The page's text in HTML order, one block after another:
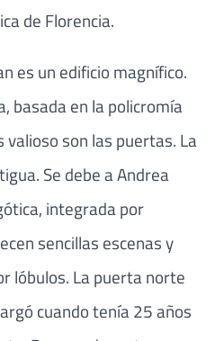
de Florencia.
es un edificio magnífico.
basada en la policromía
son las puertas. La
Se debe a Andrea
integrada por
sencillas escenas y
lóbulos. La puerta norte
cuando tenía 25 años